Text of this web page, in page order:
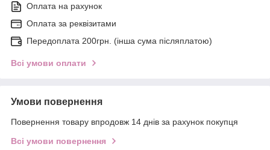
Оплата на рахунок
Оплата за реквізитами
Передоплата 200грн. (інша сума післяплатою)
Всі умови оплати
Умови повернення
Повернення товару впродовж 14 днів за рахунок покупця
Всі умови повернення